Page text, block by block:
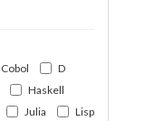
Cobol
D
Haskell
Julia
Lisp